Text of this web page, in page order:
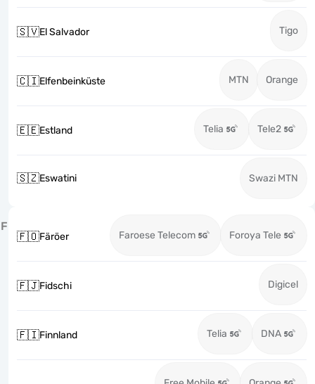
🇸🇻El Salvador Tigo
🇨🇮Elfenbeinküste MTN Orange
🇪🇪Estland Telia Tele2
🇸🇿Eswatini Swazi MTN
F
🇫🇴Färöer Faroese Telecom Foroya Tele
🇫🇯Fidschi Digicel
🇫🇮Finnland Telia DNA